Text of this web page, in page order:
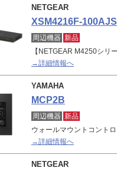
NETGEAR
XSM4216F-100AJS
周辺機器 新品
【NETGEAR M4250シリ
→詳細情報へ
YAMAHA
MCP2B
周辺機器 新品
ウォールマウントコント
→詳細情報へ
NETGEAR